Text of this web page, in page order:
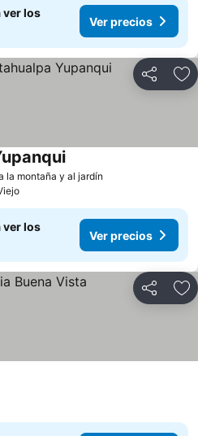
ver los
Ver precios
Compartir
la montaña y al jardín
Ver precios
ver los
Ver precios
Compartir